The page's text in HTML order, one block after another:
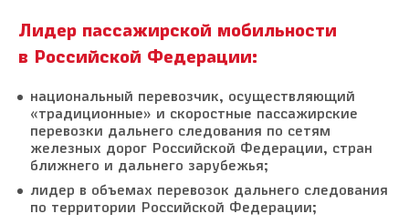
Лидер пассажирской мобильности
в Российской Федерации:
национальный перевозчик, осуществляющий
«традиционные» и скоростные пассажирские
перевозки дальнего следования по сетям
железных дорог Российской Федерации, стран
ближнего и дальнего зарубежья;
лидер в объемах перевозок дальнего следования
по территории Российской Федерации;